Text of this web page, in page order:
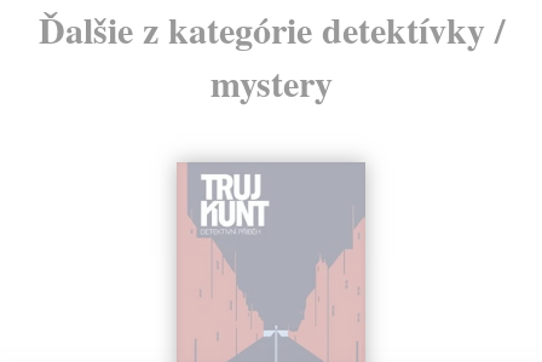
Ďalšie z kategórie detektívky /
mystery